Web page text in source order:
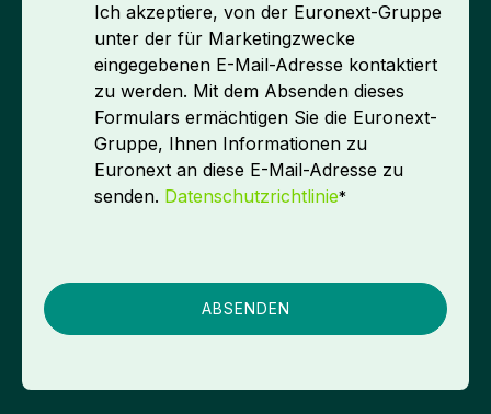
Ich akzeptiere, von der Euronext-Gruppe
unter der für Marketingzwecke
eingegebenen E-Mail-Adresse kontaktiert
zu werden. Mit dem Absenden dieses
Formulars ermächtigen Sie die Euronext-
Gruppe, Ihnen Informationen zu
Euronext an diese E-Mail-Adresse zu
senden. Datenschutzrichtlinie*